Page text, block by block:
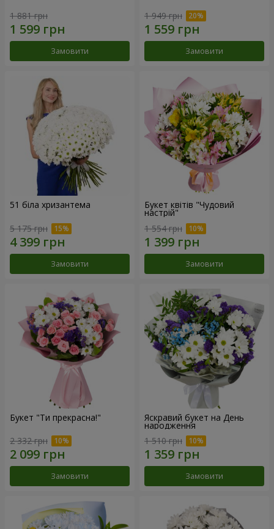
1 881 грн
Замовити
1 949 грн
Замовити
51 біла хризантема
5 175 грн
Замовити
Букет квітів "Чудовий
настрій"
1 554 грн
Замовити
Букет "Ти прекрасна!"
2 332 грн
Замовити
Яскравий букет на День
народження
1 510 грн
Замовити